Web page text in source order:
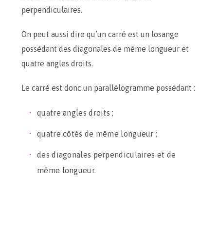
perpendiculaires.
On peut aussi dire qu’un carré est un losange
possédant des diagonales de même longueur et
quatre angles droits.
Le carré est donc un parallélogramme possédant :
quatre angles droits ;
quatre côtés de même longueur ;
des diagonales perpendiculaires et de
même longueur.